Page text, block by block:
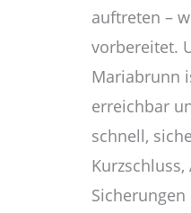
auftreten –
vorbereitet.
Mariabrunn
erreichbar
schnell,